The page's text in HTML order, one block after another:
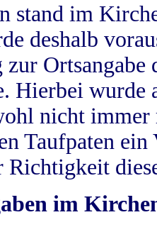
stand im
deshalb
Hierbei wurde
nicht
Taufpaten
Richtigkeit
im